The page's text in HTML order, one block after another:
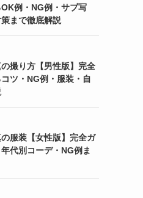
OK例・NG例・サブ写
まで徹底解説
撮り方【男性版】完全
ツ・NG例・服装・自
服装【女性版】完全ガ
代別コーデ・NG例ま